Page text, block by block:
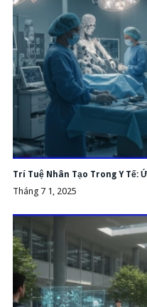
Trí Tuệ Nhân Tạo Trong Y Tế:
Tháng 7 1, 2025